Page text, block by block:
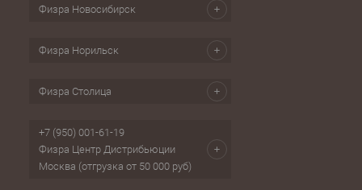
Физра Новосибирск
Физра Норильск
Физра Столица
+7 (950) 001-61-19
Физра Центр Дистрибьюции
Москва (отгрузка от 50 000 руб)